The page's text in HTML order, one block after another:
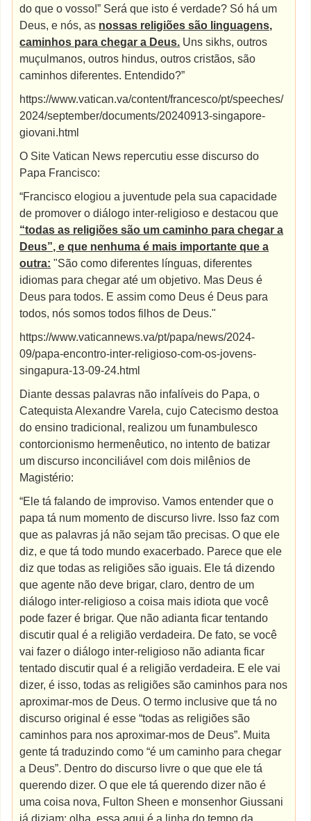
do que o vosso!” Será que isto é verdade? Só há um
Deus, e nós, as nossas religiões são linguagens,
caminhos para chegar a Deus. Uns sikhs, outros
muçulmanos, outros hindus, outros cristãos, são
caminhos diferentes. Entendido?”
https://www.vatican.va/content/francesco/pt/speeches/
2024/september/documents/20240913-singapore-
giovani.html
O Site Vatican News repercutiu esse discurso do
Papa Francisco:
“Francisco elogiou a juventude pela sua capacidade
de promover o diálogo inter-religioso e destacou que
“todas as religiões são um caminho para chegar a
Deus”, e que nenhuma é mais importante que a
outra: "São como diferentes línguas, diferentes
idiomas para chegar até um objetivo. Mas Deus é
Deus para todos. E assim como Deus é Deus para
todos, nós somos todos filhos de Deus."
https://www.vaticannews.va/pt/papa/news/2024-
09/papa-encontro-inter-religioso-com-os-jovens-
singapura-13-09-24.html
Diante dessas palavras não infalíveis do Papa, o
Catequista Alexandre Varela, cujo Catecismo destoa
do ensino tradicional, realizou um funambulesco
contorcionismo hermenêutico, no intento de batizar
um discurso inconciliável com dois milênios de
Magistério:
“Ele tá falando de improviso. Vamos entender que o
papa tá num momento de discurso livre. Isso faz com
que as palavras já não sejam tão precisas. O que ele
diz, e que tá todo mundo exacerbado. Parece que ele
diz que todas as religiões são iguais. Ele tá dizendo
que agente não deve brigar, claro, dentro de um
diálogo inter-religioso a coisa mais idiota que você
pode fazer é brigar. Que não adianta ficar tentando
discutir qual é a religião verdadeira. De fato, se você
vai fazer o diálogo inter-religioso não adianta ficar
tentado discutir qual é a religião verdadeira. E ele vai
dizer, é isso, todas as religiões são caminhos para nos
aproximar-mos de Deus. O termo inclusive que tá no
discurso original é esse “todas as religiões são
caminhos para nos aproximar-mos de Deus”. Muita
gente tá traduzindo como “é um caminho para chegar
a Deus”. Dentro do discurso livre o que que ele tá
querendo dizer. O que ele tá querendo dizer não é
uma coisa nova, Fulton Sheen e monsenhor Giussani
já diziam: olha, essa aqui é a linha do tempo da